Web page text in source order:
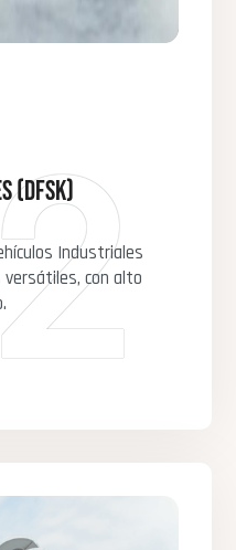
Industriales
con alto